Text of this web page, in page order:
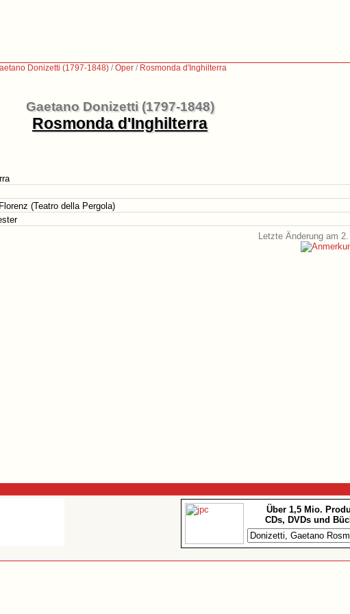
Donizetti (1797-1848) /Oper / Rosmonda d'Inghilterra
Gaetano Donizetti (1797-1848)
Rosmonda d'Inghilterra
(Teatro della Pergola)
Letzte Änderung am
Über 1,5 Mio.
CDs, DVDs und